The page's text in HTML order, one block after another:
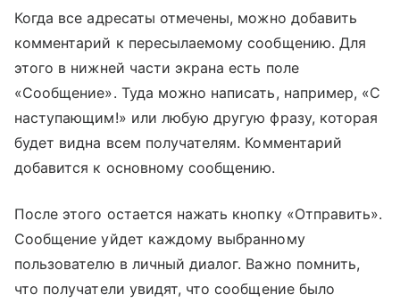
Когда все адресаты отмечены, можно добавить
комментарий к пересылаемому сообщению. Для
этого в нижней части экрана есть поле
«Сообщение». Туда можно написать, например, «С
наступающим!» или любую другую фразу, которая
будет видна всем получателям. Комментарий
добавится к основному сообщению.
После этого остается нажать кнопку «Отправить».
Сообщение уйдет каждому выбранному
пользователю в личный диалог. Важно помнить,
что получатели увидят, что сообщение было